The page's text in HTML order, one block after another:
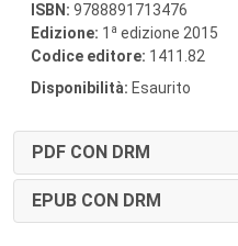
ISBN: 9788891713476
Edizione: 1 a edizione 2015
Codice editore: 1411.82
Disponibilità: Esaurito
PDF CON DRM
EPUB CON DRM